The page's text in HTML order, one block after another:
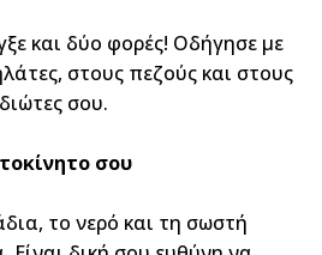
και δύο φορές! Οδήγησε με
στους πεζούς και στους
σου.
σου
το νερό και τη σωστή